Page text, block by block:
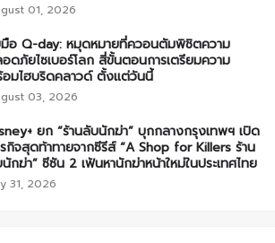
01, 2026
อ Q-day: หมุดหมายที่ควอนตัมพิชิตความ
ดภัยไซเบอร์โลก สี่ขั้นตอนการเตรียมความ
มไฮบริดคลาวด์ ตั้งแต่วันนี้
03, 2026
ยก “ร้านลับนักฆ่า” บุกกลางกรุงเทพฯ เปิด
กิจสุดท้าทายจากซีรีส์ “A Shop for Killers ร้าน
กฆ่า” ซีซัน 2 เฟ้นหานักฆ่าหน้าใหม่ในประเทศไทย
31, 2026